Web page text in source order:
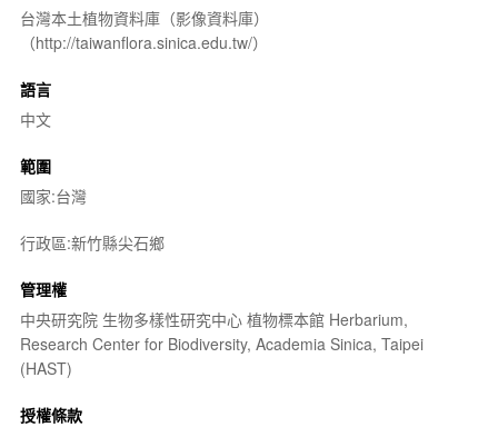
台灣本土植物資料庫（影像資料庫）
（http://taiwanflora.sinica.edu.tw/）
語言
中文
範圍
國家:台灣
行政區:新竹縣尖石鄉
管理權
中央研究院 生物多樣性研究中心 植物標本館 Herbarium,
Research Center for Biodiversity, Academia Sinica, Taipei
(HAST)
授權條款